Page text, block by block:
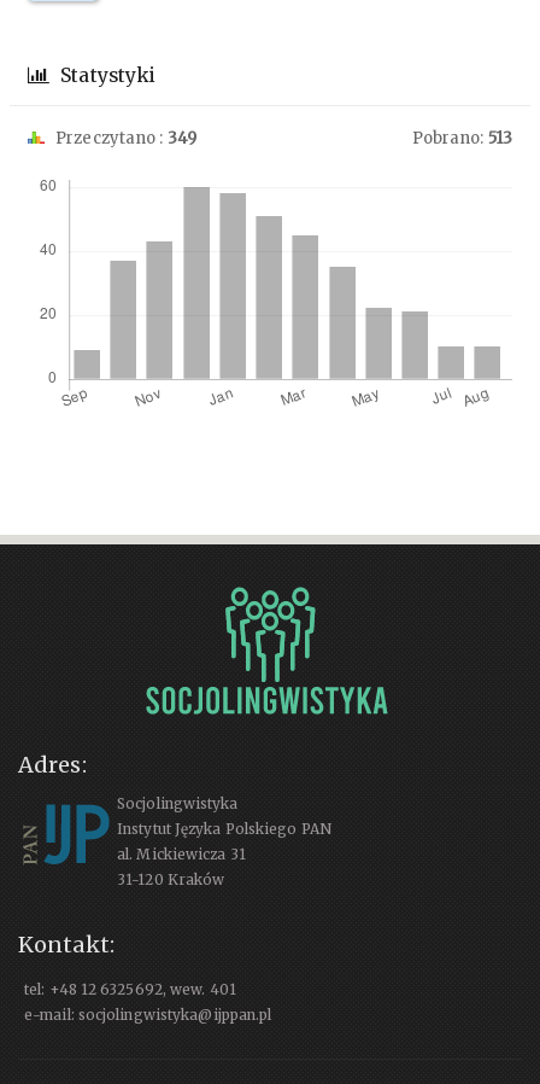
Statystyki
Przeczytano : 349 Pobrano: 513
Adres:
Socjolingwistyka
Instytut Języka Polskiego PAN
al. Mickiewicza 31
31-120 Kraków
Kontakt:
tel: +48 12 6325692, wew. 401
e-mail: socjolingwistyka@ijppan.pl